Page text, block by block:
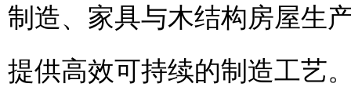
制造、家具与木结构房屋生
提供高效可持续的制造工艺